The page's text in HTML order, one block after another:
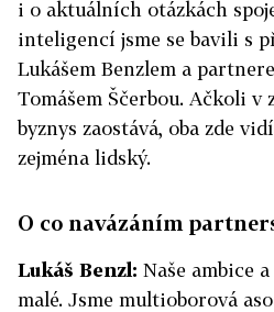
i o aktuálních otázkách
inteligencí jsme se bavili s
Lukášem Benzlem a
Tomášem Ščerbou. Ačkoli v
byznys zaostává, oba zde
zejména lidský.
O co navázáním
Lukáš Benzl: Naše ambice
malé. Jsme multioborová